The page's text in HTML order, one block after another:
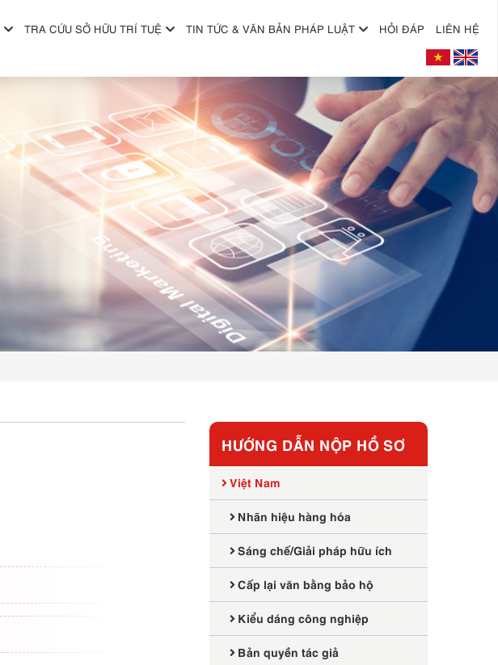
+
+
+
TRA CỨU SỞ HỮU TRÍ TUỆ TIN TỨC & VĂN BẢN PHÁP LUẬT HỎI ĐÁP LIÊN HỆ
HƯỚNG DẪN NỘP HỒ SƠ
Việt Nam
Nhãn hiệu hàng hóa
Sáng chế/Giải pháp hữu ích
Cấp lại văn bằng bảo hộ
Kiểu dáng công nghiệp
Bản quyền tác giả